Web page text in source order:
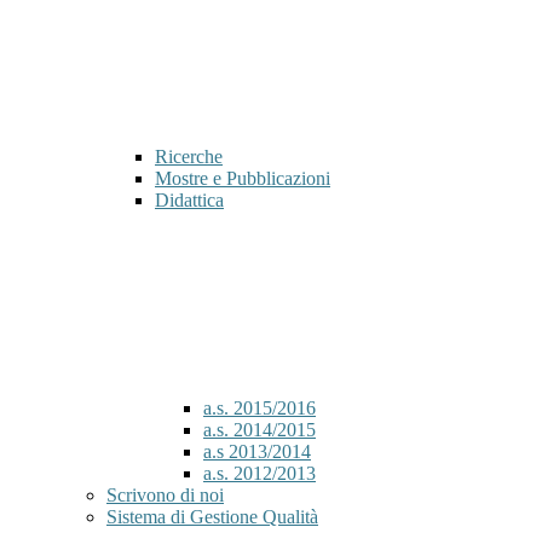
Ricerche
Mostre e Pubblicazioni
Didattica
a.s. 2015/2016
a.s. 2014/2015
a.s 2013/2014
a.s. 2012/2013
Scrivono di noi
Sistema di Gestione Qualità